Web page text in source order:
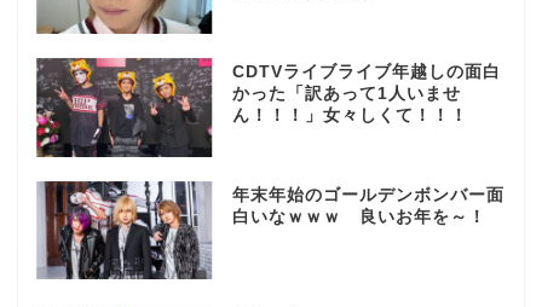
CDTVライブライブ年越しの面白
かった「訳あって1人いませ
ん！！！」女々しくて！！！
年末年始のゴールデンボンバー面
白いなｗｗｗ 良いお年を～！